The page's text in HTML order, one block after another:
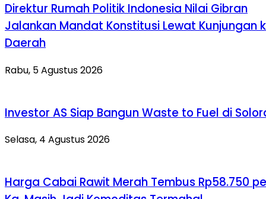
Direktur Rumah Politik Indonesia Nilai Gibran
Jalankan Mandat Konstitusi Lewat Kunjungan
Daerah
Rabu, 5 Agustus 2026
Investor AS Siap Bangun Waste to Fuel di
Selasa, 4 Agustus 2026
Harga Cabai Rawit Merah Tembus Rp58.750